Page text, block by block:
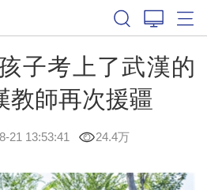
子考上了武漢的
教師再次援疆
21 13:53:41 24.4万